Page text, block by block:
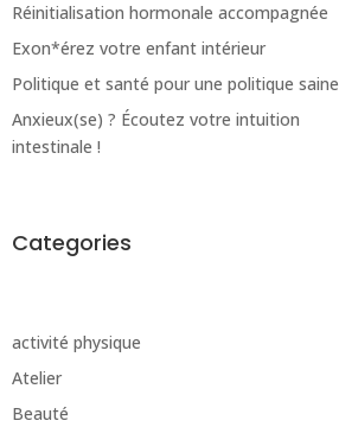
Réinitialisation hormonale accompagnée
Exon*érez votre enfant intérieur
Politique et santé pour une politique saine
Anxieux(se) ? Écoutez votre intuition
intestinale !
Categories
activité physique
Atelier
Beauté